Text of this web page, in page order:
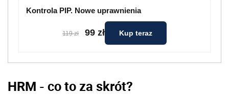
Kontrola PIP. Nowe uprawnienia
119 zł 99 zł Kup teraz
HRM - co to za skrót?